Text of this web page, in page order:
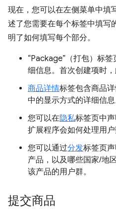
现在，您可以在左侧菜单中填
述了您需要在每个标签中填写
明了如何填写每个部分。
“Package”（打包）标
细信息。首次创建项时，
商品详情标签包含商品
中的显示方式的详细信息
您可以在隐私标签页中
扩展程序会如何处理用户
您可以通过分发标签页
产品，以及哪些国家/地
该产品的用户群。
提交商品